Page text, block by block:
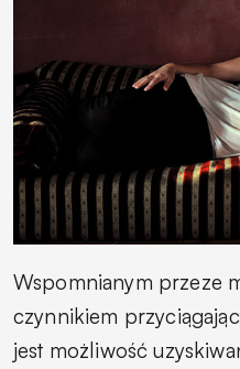
Wspomnianym przeze
czynnikiem
jest możliwość